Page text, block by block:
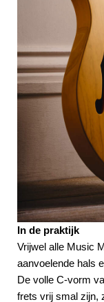
In de praktijk
Vrijwel alle Music
aanvoelende hals
De volle C-vorm
frets vrij smal zijn,